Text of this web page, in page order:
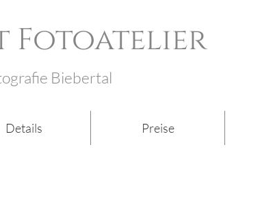
Fotoatelier
Biebertal
Details Preise